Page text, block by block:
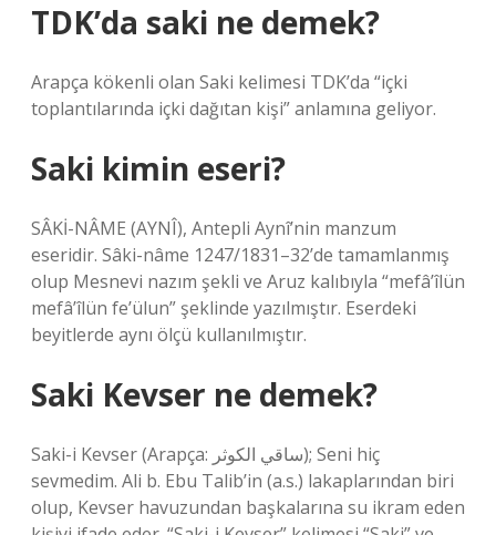
TDK’da saki ne demek?
Arapça kökenli olan Saki kelimesi TDK’da “içki
toplantılarında içki dağıtan kişi” anlamına geliyor.
Saki kimin eseri?
SÂKİ-NÂME (AYNÎ), Antepli Aynî’nin manzum
eseridir. Sâki-nâme 1247/1831–32’de tamamlanmış
olup Mesnevi nazım şekli ve Aruz kalıbıyla “mefâ’îlün
mefâ’îlün fe’ülun” şeklinde yazılmıştır. Eserdeki
beyitlerde aynı ölçü kullanılmıştır.
Saki Kevser ne demek?
Saki-i Kevser (Arapça: ساقي الكوثر); Seni hiç
sevmedim. Ali b. Ebu Talib’in (a.s.) lakaplarından biri
olup, Kevser havuzundan başkalarına su ikram eden